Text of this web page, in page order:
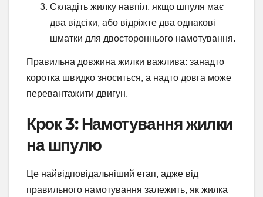
Складіть жилку навпіл, якщо шпуля має
два відсіки, або відріжте два однакові
шматки для двостороннього намотування.
Правильна довжина жилки важлива: занадто
коротка швидко зноситься, а надто довга може
перевантажити двигун.
Крок 3: Намотування жилки
на шпулю
Це найвідповідальніший етап, адже від
правильного намотування залежить, як жилка